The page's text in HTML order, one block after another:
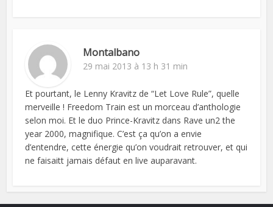
Montalbano
29 mai 2013 à 13 h 31 min
Et pourtant, le Lenny Kravitz de “Let Love Rule”, quelle
merveille ! Freedom Train est un morceau d’anthologie
selon moi. Et le duo Prince-Kravitz dans Rave un2 the
year 2000, magnifique. C’est ça qu’on a envie
d’entendre, cette énergie qu’on voudrait retrouver, et qui
ne faisaitt jamais défaut en live auparavant.